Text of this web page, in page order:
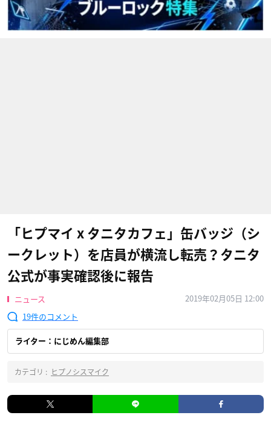
「ヒプマイ x タニタカフェ」缶バッジ（シ
ークレット）を店員が横流し転売？タニタ
公式が事実確認後に報告
ニュース
2019年02月05日 12:00
19
ライター：にじめん編集部
カテゴリ : ヒプノシスマイク